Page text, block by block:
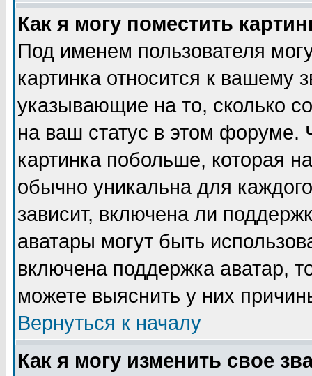
Как я могу поместить
Под именем пользователя
картинка относится к вашему
указывающие на то, сколько
на ваш статус в этом форуме.
картинка побольше, которая
обычно уникальна для
зависит, включена ли
аватары могут быть
включена поддержка аватар,
можете выяснить у них
Вернуться к началу
Как я могу изменить свое